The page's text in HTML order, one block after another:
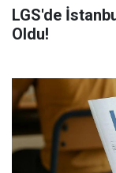
LGS'de
Oldu!